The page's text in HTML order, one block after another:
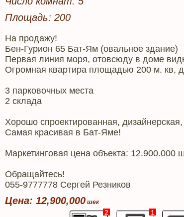
Площадь: 200
На продажу!
Бен-Гурион 65 Бат-Ям (овальное здание)
Первая линия моря, отовсюду в доме
Огромная квартира площадью 200 м. кв,
3 парковочных места
2 склада
Хорошо спроектированная, дизайнерская,
Самая красивая в Бат-Яме!
Маркетинговая цена объекта: 12.900.000
Обращайтесь!
055-9777778 Сергей Резников
Цена: 12,900,000
2 1